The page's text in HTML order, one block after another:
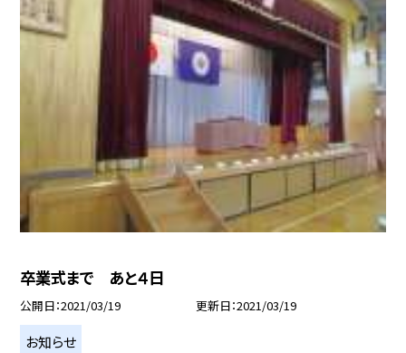
卒業式まで あと４日
公開日 2021/03/19 更新日 2021/03/19
お知らせ